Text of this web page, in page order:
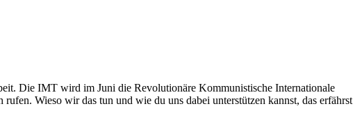
Die IMT wird im Juni die Revolutionäre Kommunistische Internationale
Wieso wir das tun und wie du uns dabei unterstützen kannst, das erfährst